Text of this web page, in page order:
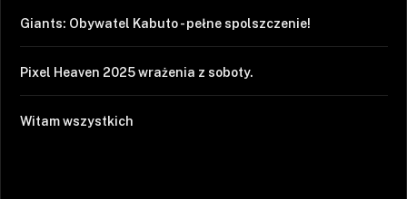
Giants: Obywatel Kabuto - pełne spolszczenie!
Pixel Heaven 2025 wrażenia z soboty.
Witam wszystkich